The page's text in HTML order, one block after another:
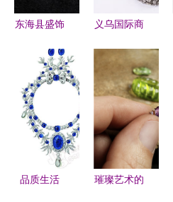
东海县盛饰
供应纯天然
绿发晶手
链，品质保
障，实物实
拍
义乌国际商
表珠宝首饰
线上义乌购
引领商贸新
潮流
品质生活
璀璨艺术的